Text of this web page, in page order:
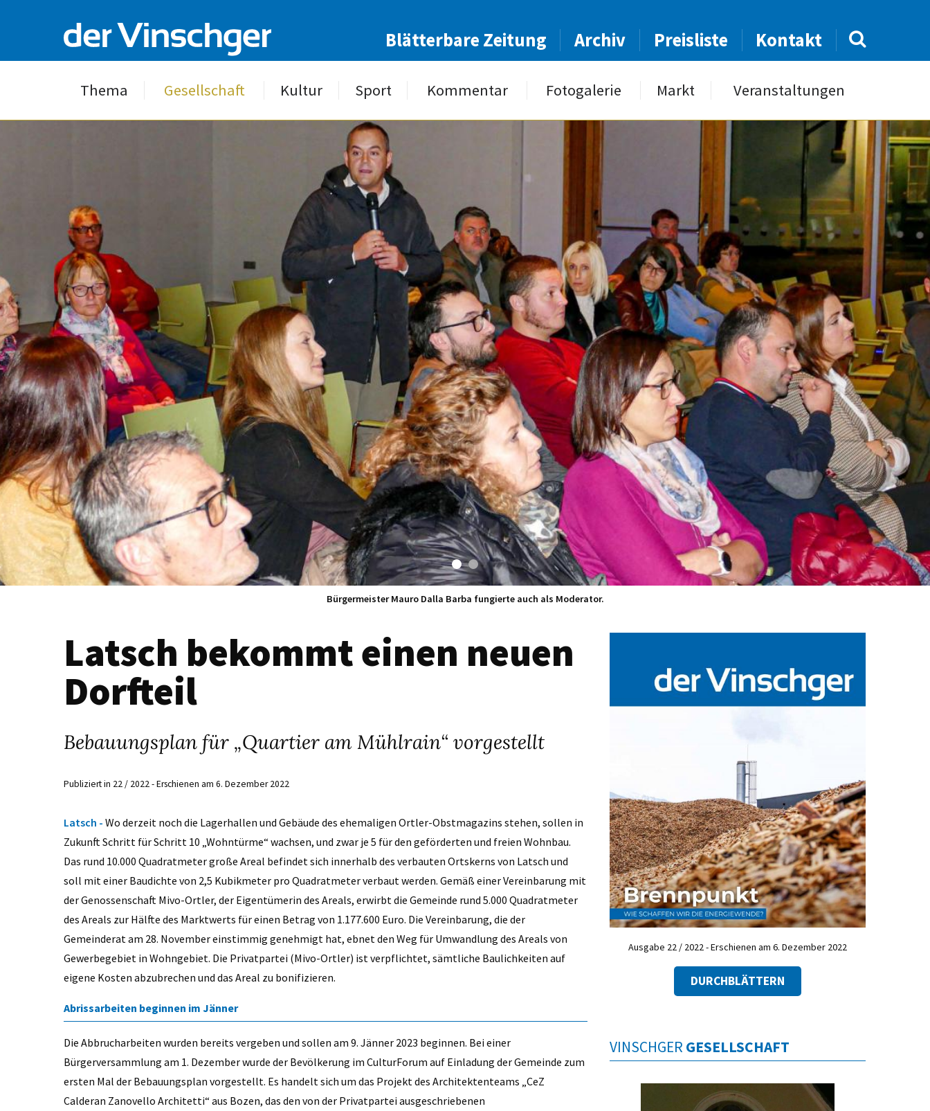
Blätterbare Zeitung Archiv Preisliste Kontakt
Thema Gesellschaft Kultur Sport Kommentar Fotogalerie Markt Veranstaltungen
Bürgermeister Mauro Dalla Barba fungierte auch als Moderator.
Latsch bekommt einen neuen
Dorfteil
Bebauungsplan für „Quartier am Mühlrain“ vorgestellt
Publiziert in 22 / 2022 - Erschienen am 6. Dezember 2022
Latsch - Wo derzeit noch die Lagerhallen und Gebäude des ehemaligen Ortler-Obstmagazins stehen, sollen in
Zukunft Schritt für Schritt 10 „Wohntürme“ wachsen, und zwar je 5 für den geförderten und freien Wohnbau.
Das rund 10.000 Quadratmeter große Areal befindet sich innerhalb des verbauten Ortskerns von Latsch und
soll mit einer Baudichte von 2,5 Kubikmeter pro Quadratmeter verbaut werden. Gemäß einer Vereinbarung mit
der Genossenschaft Mivo-Ortler, der Eigentümerin des Areals, erwirbt die Gemeinde rund 5.000 Quadratmeter
des Areals zur Hälfte des Marktwerts für einen Betrag von 1.177.600 Euro. Die Vereinbarung, die der
Gemeinderat am 28. November einstimmig genehmigt hat, ebnet den Weg für Umwandlung des Areals von
Gewerbegebiet in Wohngebiet. Die Privatpartei (Mivo-Ortler) ist verpflichtet, sämtliche Baulichkeiten auf
eigene Kosten abzubrechen und das Areal zu bonifizieren.
Abrissarbeiten beginnen im Jänner
Die Abbrucharbeiten wurden bereits vergeben und sollen am 9. Jänner 2023 beginnen. Bei einer
Bürgerversammlung am 1. Dezember wurde der Bevölkerung im CulturForum auf Einladung der Gemeinde zum
ersten Mal der Bebauungsplan vorgestellt. Es handelt sich um das Projekt des Architektenteams „CeZ
Calderan Zanovello Architetti“ aus Bozen, das den von der Privatpartei ausgeschriebenen
Ausgabe 22 / 2022 - Erschienen am 6. Dezember 2022
DURCHBLÄTTERN
VINSCHGER GESELLSCHAFT